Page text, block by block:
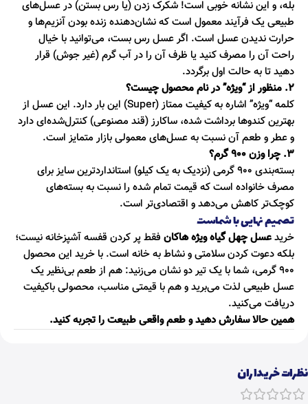
بله، و این نشانه خوبی است! شکرک زدن (یا رس بستن) در عسل‌های
طبیعی یک فرآیند معمول است که نشان‌دهنده زنده بودن آنزیم‌ها و
حرارت ندیدن عسل است. اگر عسل رس بست، می‌توانید با خیال
راحت آن را مصرف کنید یا ظرف آن را در آب گرم (غیر جوش) قرار
دهید تا به حالت اول برگردد.
۲. منظور از “ویژه” در نام محصول چیست؟
کلمه “ویژه” اشاره به کیفیت ممتاز (Super) این بار دارد. این عسل از
بهترین کندوها برداشت شده، ساکارز (قند مصنوعی) کنترل‌شده‌ای دارد
و عطر و طعم آن نسبت به عسل‌های معمولی بازار متمایز است.
۳. چرا وزن ۹۰۰ گرم؟
بسته‌بندی ۹۰۰ گرمی (نزدیک به یک کیلو) استانداردترین سایز برای
مصرف خانواده است که قیمت تمام شده را نسبت به بسته‌های
کوچک‌تر کاهش می‌دهد و اقتصادی‌تر است.
تصمیم نهایی با شماست
خریدعسل چهل گیاه ویژه هاکان فقط پر کردن قفسه آشپزخانه نیست؛
بلکه دعوت کردن سلامتی و نشاط به خانه است. با خرید این محصول
۹۰۰ گرمی، شما با یک تیر دو نشان می‌زنید: هم از طعم بی‌نظیر یک
عسل طبیعی لذت می‌برید و هم با قیمتی مناسب، محصولی باکیفیت
دریافت می‌کنید.
همین حالا سفارش دهید و طعم واقعی طبیعت را تجربه کنید.
نظرات خریداران